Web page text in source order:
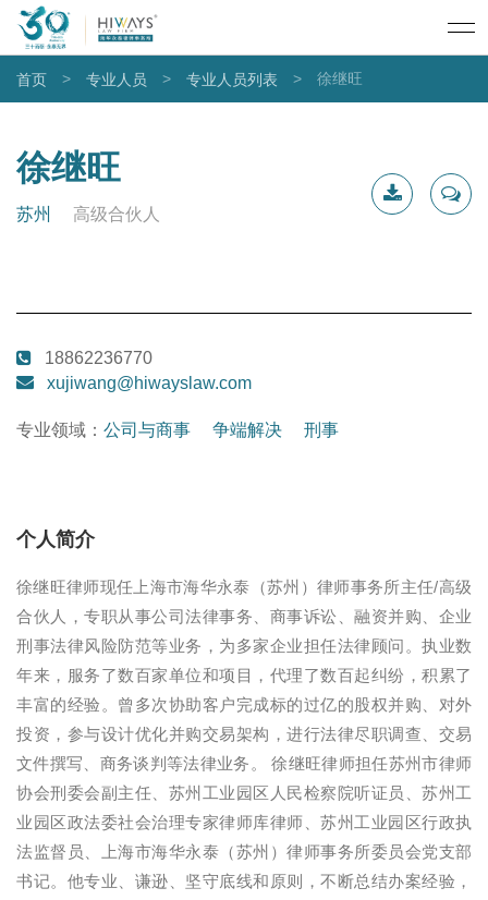
首页 > 专业人员 > 专业人员列表 > 徐继旺
徐继旺
苏州 高级合伙人
18862236770
xujiwang@hiwayslaw.com
专业领域： 公司与商事 争端解决 刑事
个人简介
徐继旺律师现任上海市海华永泰（苏州）律师事务所主任/高级
合伙人，专职从事公司法律事务、商事诉讼、融资并购、企业
刑事法律风险防范等业务，为多家企业担任法律顾问。执业数
年来，服务了数百家单位和项目，代理了数百起纠纷，积累了
丰富的经验。曾多次协助客户完成标的过亿的股权并购、对外
投资，参与设计优化并购交易架构，进行法律尽职调查、交易
文件撰写、商务谈判等法律业务。 徐继旺律师担任苏州市律师
协会刑委会副主任、苏州工业园区人民检察院听证员、苏州工
业园区政法委社会治理专家律师库律师、苏州工业园区行政执
法监督员、上海市海华永泰（苏州）律师事务所委员会党支部
书记。他专业、谦逊、坚守底线和原则，不断总结办案经验，